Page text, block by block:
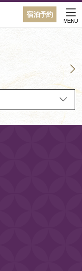
宿泊予約
MENU